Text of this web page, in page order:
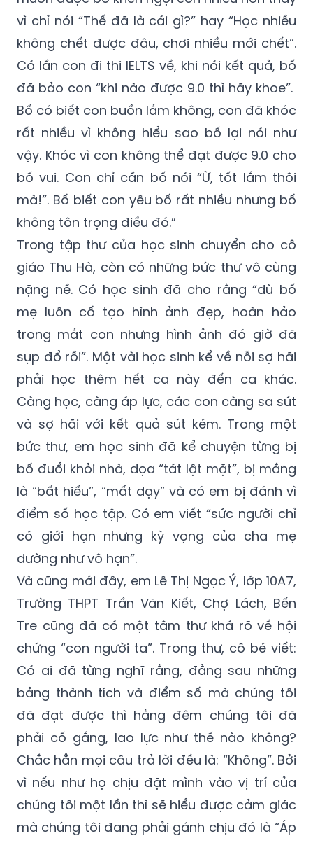
vì chỉ nói “Thế đã là cái gì?” hay “Học nhiều
không chết được đâu, chơi nhiều mới chết”.
Có lần con đi thi IELTS về, khi nói kết quả, bố
đã bảo con “khi nào được 9.0 thì hãy khoe”.
Bố có biết con buồn lắm không, con đã khóc
rất nhiều vì không hiểu sao bố lại nói như
vậy. Khóc vì con không thể đạt được 9.0 cho
bố vui. Con chỉ cần bố nói “Ừ, tốt lắm thôi
mà!”. Bố biết con yêu bố rất nhiều nhưng bố
không tôn trọng điều đó.”
Trong tập thư của học sinh chuyển cho cô
giáo Thu Hà, còn có những bức thư vô cùng
nặng nề. Có học sinh đã cho rằng “dù bố
mẹ luôn cố tạo hình ảnh đẹp, hoàn hảo
trong mắt con nhưng hình ảnh đó giờ đã
sụp đổ rồi”. Một vài học sinh kể về nỗi sợ hãi
phải học thêm hết ca này đến ca khác.
Càng học, càng áp lực, các con càng sa sút
và sợ hãi với kết quả sút kém. Trong một
bức thư, em học sinh đã kể chuyện từng bị
bố đuổi khỏi nhà, dọa “tát lật mặt”, bị mắng
là “bất hiếu”, “mất dạy” và có em bị đánh vì
điểm số học tập. Có em viết “sức người chỉ
có giới hạn nhưng kỳ vọng của cha mẹ
dường như vô hạn”.
Và cũng mới đây, em Lê Thị Ngọc Ý, lớp 10A7,
Trường THPT Trần Văn Kiết, Chợ Lách, Bến
Tre cũng đã có một tâm thư khá rõ về hội
chứng “con người ta”. Trong thư, cô bé viết:
Có ai đã từng nghĩ rằng, đằng sau những
bảng thành tích và điểm số mà chúng tôi
đã đạt được thì hằng đêm chúng tôi đã
phải cố gắng, lao lực như thế nào không?
Chắc hẳn mọi câu trả lời đều là: “Không”. Bởi
vì nếu như họ chịu đặt mình vào vị trí của
chúng tôi một lần thì sẽ hiểu được cảm giác
mà chúng tôi đang phải gánh chịu đó là “Áp